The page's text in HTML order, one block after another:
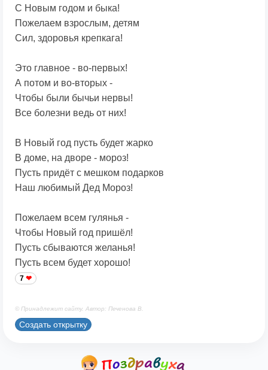
С Новым годом и быка!
Пожелаем взрослым, детям
Сил, здоровья крепкага!
Это главное - во-первых!
А потом и во-вторых -
Чтобы были бычьи нервы!
Все болезни ведь от них!
В Новый год пусть будет жарко
В доме, на дворе - мороз!
Пусть придёт с мешком подарков
Наш любимый Дед Мороз!
Пожелаем всем гулянья -
Чтобы Новый год пришёл!
Пусть сбываются желанья!
Пусть всем будет хорошо!
7
© Принадлежит сайту. Автор: Печенова В.
Создать открытку